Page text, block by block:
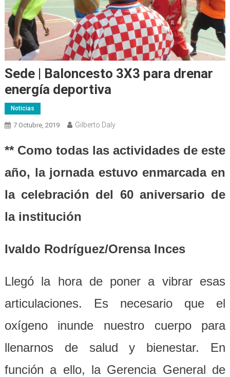
Sede | Baloncesto 3X3 para drenar
energía deportiva
Noticias
7 Octubre, 2019 Gilberto Daly
** Como todas las actividades de este
año, la jornada estuvo enmarcada en
la celebración del 60 aniversario de
la institución
Ivaldo Rodríguez/Orensa Inces
Llegó la hora de poner a vibrar esas
articulaciones. Es necesario que el
oxígeno inunde nuestro cuerpo para
llenarnos de salud y bienestar. En
función a ello, la Gerencia General de